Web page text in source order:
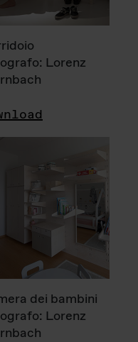
Lorenz
dei bambini
Lorenz